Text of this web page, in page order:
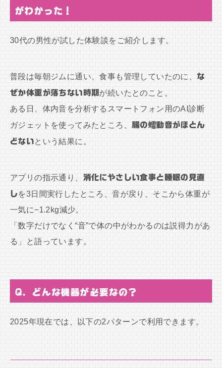
がわかった！
30代の男性が試した体験談をご紹介します。
普段は毎朝ジムに通い、食事も管理していたのに、 な
ぜか体重が落ちない時期 が続いたとのこと。
ある日、体内音を分析するスマートフォン用のAI診断
ガジェットを使ってみたところ、 腸の蠕動音がほとん
どないという結果に。
アプリの指示通り、 消化にやさしい食事と睡眠の見直
しを3日間実行したところ、音が戻り、そこから体重が
一気に−1.2kg減少。
「数字だけでなく“音”で体の中がわかるのは説得力があ
る」と語っています。
Q. どんな機器が必要なの？
2025年現在では、以下の2パターンで利用できます。